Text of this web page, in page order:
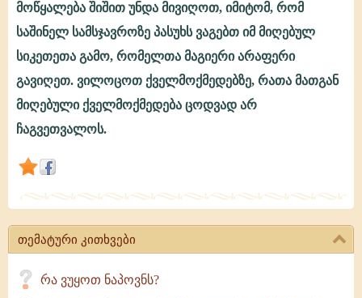
მივიღოთ
ადამიანებისაგან
მოწყალება?
მოწყალება შიშით უნდა მივიღოთ, იმიტომ, რომ
საშინელ სამსჯავროზე პასუხს ვაგებთ იმ მიღებულ
სიკეთეთა გამო, რომელთა მაგიერი არაფერი
გავიღეთ. ვილოცოთ ქველმოქმედებზე, რათა მათგან
მიღებული ქველმოქმედება ცოდვად არ
ჩაგვეთვალოს.
თემატური კითხვები
რა ვუყოთ ნაპოვნს?